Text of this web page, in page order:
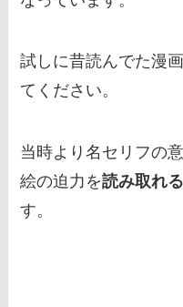
試しに昔読んでた漫
てください。
当時より名セリフの
絵の迫力を読み取れ
す。